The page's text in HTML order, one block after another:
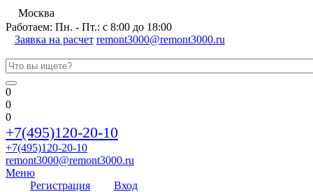
Москва
Работаем: Пн. - Пт.: с 8:00 до 18:00
Заявка на расчет remont3000@remont3000.ru
0
0
0
+7(495)120-20-10
+7(495)120-20-10
remont3000@remont3000.ru
Меню
Регистрация
Вход